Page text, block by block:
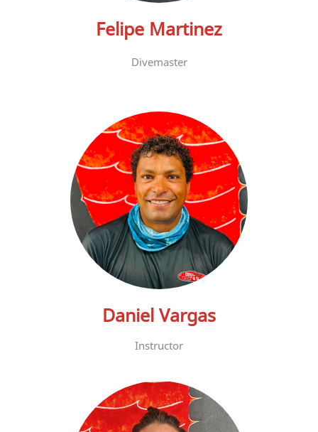
Felipe Martinez
Divemaster
Daniel Vargas
Instructor